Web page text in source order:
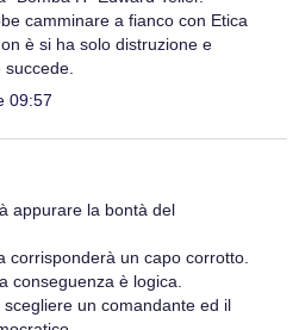
camminare a fianco con Etica
è si ha solo distruzione e
09:57
appurare la bontà del
corrisponderà un capo corrotto.
conseguenza è logica.
un comandante ed il